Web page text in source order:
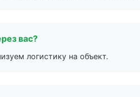
вас?
логистику на объект.